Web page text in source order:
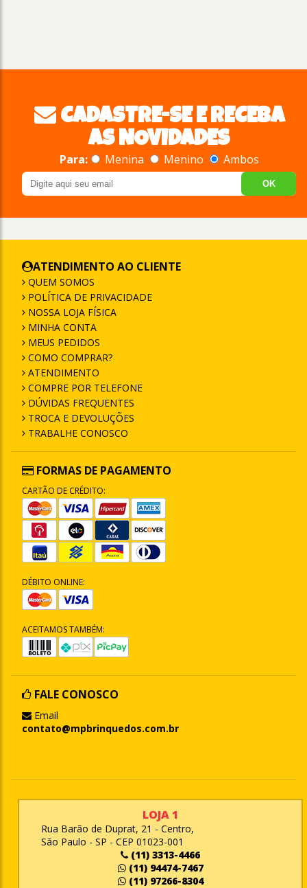
CADASTRE-SE E RECEBA
AS NOVIDADES
Para: Menina Menino Ambos
OK
ATENDIMENTO AO CLIENTE
QUEM SOMOS
POLÍTICA DE PRIVACIDADE
NOSSA LOJA FÍSICA
MINHA CONTA
MEUS PEDIDOS
COMO COMPRAR?
ATENDIMENTO
COMPRE POR TELEFONE
DÚVIDAS FREQUENTES
TROCA E DEVOLUÇÕES
TRABALHE CONOSCO
FORMAS DE PAGAMENTO
CARTÃO DE CRÉDITO:
DÉBITO ONLINE:
ACEITAMOS TAMBÉM:
FALE CONOSCO
Email
contato@mpbrinquedos.com.br
LOJA 1
Rua Barão de Duprat, 21 - Centro,
São Paulo - SP - CEP 01023-001
(11) 3313-4466
(11) 94474-7467
(11) 97266-8304